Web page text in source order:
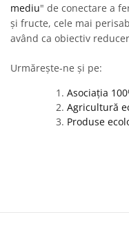
mediu" de conectare a
și fructe, cele mai
având ca obiectiv
Urmărește-ne și pe:
Asociația
Agricultură
Produse